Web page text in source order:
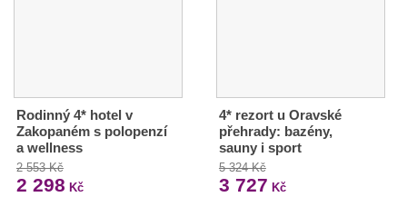
Rodinný 4* hotel v
Zakopaném s polopenzí
a wellness
2 553 Kč
2 298 Kč
4* rezort u Oravské
přehrady: bazény,
sauny i sport
5 324 Kč
3 727 Kč